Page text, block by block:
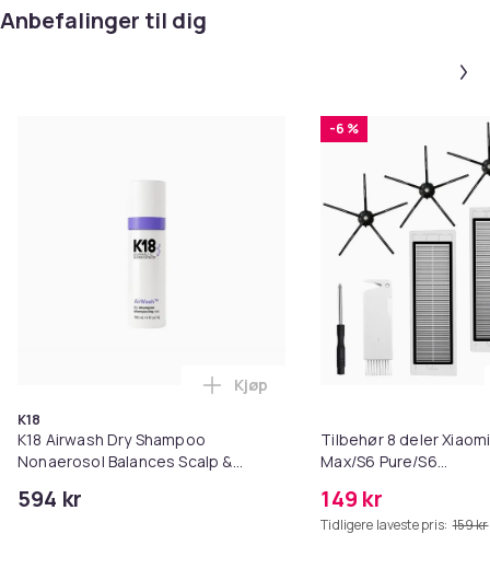
Artikkel nr.
3f68cf14-451f-44a2-b911-5eb351556cdf
Anbefalinger til dig
K18
K18 Airwash Dry Shampoo
Nonaerosol Balances Scalp &
594 kr
Legg K18 Airwash Dry
Kjøp
-6 %
Tilbehør 8 deler
Max/S6 Pure/S6
149 kr
Tidligere laveste pris: 159 kr